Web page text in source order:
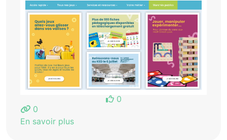
0
0
En savoir plus